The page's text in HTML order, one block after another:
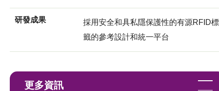
研發成果
採用安全和具私隱保護性的有源RFID標
籤的參考設計和統一平台
更多資訊